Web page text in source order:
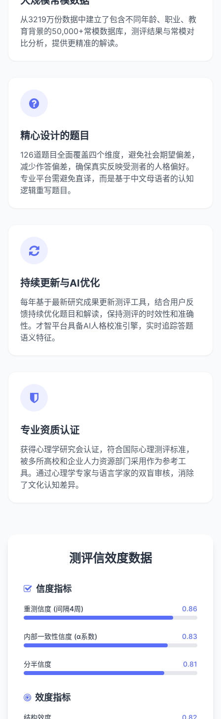
从3219万份数据中建立了包含不同年龄、职业、教
育背景的50,000+常模数据库，测评结果与常模对
比分析，提供更精准的解读。
精心设计的题目
126道题目全面覆盖四个维度，避免社会期望偏差，
减少作答偏差，确保真实反映受测者的人格偏好。
专业平台需避免直译，而是基于中文母语者的认知
逻辑重写题目。
持续更新与AI优化
每年基于最新研究成果更新测评工具，结合用户反
馈持续优化题目和解读，保持测评的时效性和准确
性。才智平台具备AI人格校准引擎，实时追踪答题
语义特征。
专业资质认证
获得心理学研究会认证，符合国际心理测评标准，
被多所高校和企业人力资源部门采用作为参考工
具。通过心理学专家与语言学家的双盲审核，消除
了文化认知差异。
测评信效度数据
信度指标
重测信度 (间隔4周) 0.86
内部一致性信度 (α系数) 0.83
分半信度 0.81
效度指标
结构效度 0.82